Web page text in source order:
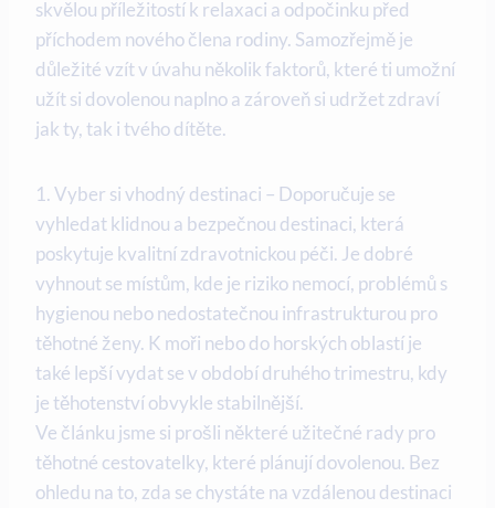
skvělou příležitostí k relaxaci a odpočinku ‍před
příchodem nového člena rodiny.‍ Samozřejmě je
důležité vzít v úvahu několik faktorů, které ti umožní
užít si dovolenou naplno a zároveň si udržet zdraví
jak ty,‌ tak i‌ tvého dítěte.
1. Vyber si vhodný destinaci – Doporučuje se
vyhledat ​klidnou‌ a bezpečnou destinaci, která
poskytuje ‍kvalitní zdravotnickou péči.‍ Je dobré
vyhnout‌ se⁣ místům, kde je riziko nemocí, problémů s
hygienou nebo nedostatečnou infrastrukturou pro
těhotné ‍ženy. K moři nebo do​ horských oblastí je
také lepší vydat se v období druhého trimestru, kdy⁢
je těhotenství obvykle stabilnější.
Ve ‍článku jsme si prošli některé​ užitečné rady pro
těhotné cestovatelky, které plánují dovolenou.‌ Bez
ohledu​ na to, zda se chystáte na vzdálenou​ destinaci